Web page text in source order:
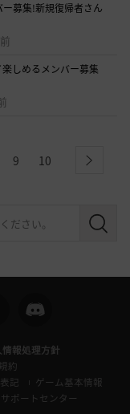
募集!新規復帰者さん
楽しめるメンバー募集
9 10 next
検
情報処理方針
約
記
ゲーム基本情報
サポートセンター